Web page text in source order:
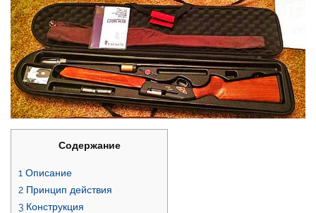
Содержание
1 Описание
2 Принцип действия
3 Конструкция